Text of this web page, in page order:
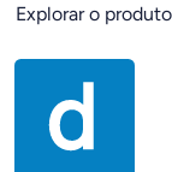
Explorar o produto